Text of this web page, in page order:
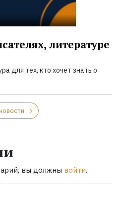
литературе
для тех, кто хочет знать о
вы должны войти.